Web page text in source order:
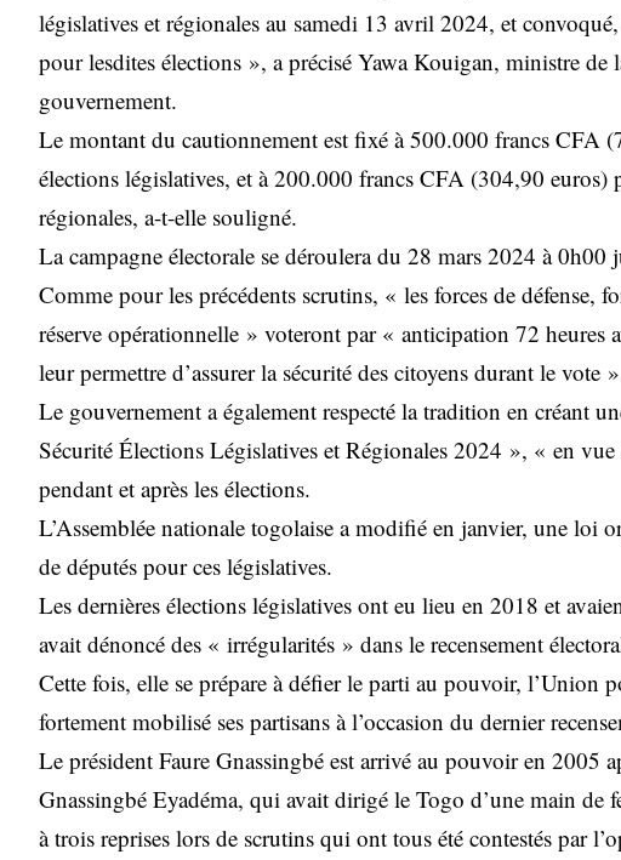
législatives et régionales au samedi 13 avril 2024, et
pour lesdites élections », a précisé Yawa Kouigan, ministre
gouvernement.
Le montant du cautionnement est fixé à 500.000 francs CFA
élections législatives, et à 200.000 francs CFA (304,90 euros)
régionales, a-t-elle souligné.
La campagne électorale se déroulera du 28 mars 2024 à
Comme pour les précédents scrutins, « les forces de défense,
réserve opérationnelle » voteront par « anticipation 72 heures
leur permettre d’assurer la sécurité des citoyens durant le vote
Le gouvernement a également respecté la tradition en créant
Sécurité Élections Législatives et Régionales 2024 », « en
pendant et après les élections.
L’Assemblée nationale togolaise a modifié en janvier, une loi
de députés pour ces législatives.
Les dernières élections législatives ont eu lieu en 2018 et
avait dénoncé des « irrégularités » dans le recensement
Cette fois, elle se prépare à défier le parti au pouvoir, l’Union
fortement mobilisé ses partisans à l’occasion du dernier
Le président Faure Gnassingbé est arrivé au pouvoir en 2005
Gnassingbé Eyadéma, qui avait dirigé le Togo d’une main de
à trois reprises lors de scrutins qui ont tous été contestés par